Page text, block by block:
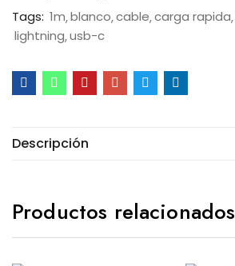
Tags: 1m blanco cable carga rapida
lightning usb-c
Descripción
Productos relacionados